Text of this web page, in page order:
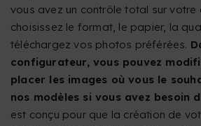
vous avez un contrôle total sur votre
choisissez le format, le papier, la
téléchargez vos photos préférées.
configurateur, vous pouvez
placer les images où vous le
nos modèles si vous avez besoin
est conçu pour que la création de